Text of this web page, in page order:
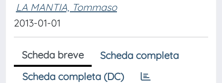
LA MANTIA, Tommaso
2013-01-01
Scheda breve
Scheda completa
Scheda completa (DC)